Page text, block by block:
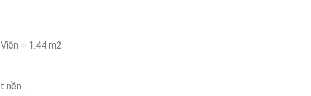
= 1.44 m2
nền …